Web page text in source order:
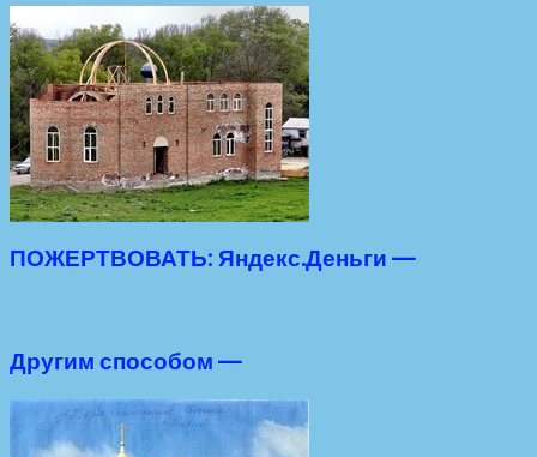
ПОЖЕРТВОВАТЬ: Яндекс.Деньги —
Другим способом —